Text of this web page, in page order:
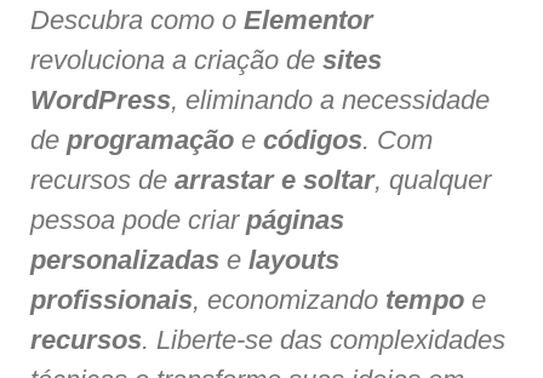
Descubra como o Elementor
revoluciona a criação de sites
WordPress, eliminando a necessidade
de programação e códigos. Com
recursos de arrastar e soltar, qualquer
pessoa pode criar páginas
personalizadas e layouts
profissionais, economizando tempo e
recursos. Liberte-se das complexidades